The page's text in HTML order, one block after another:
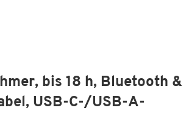
bis 18 h, Bluetooth &
USB-C-/USB-A-